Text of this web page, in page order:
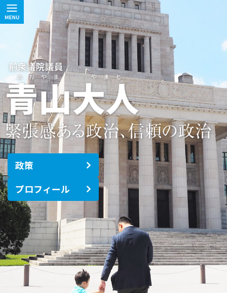
政策
プロフィール